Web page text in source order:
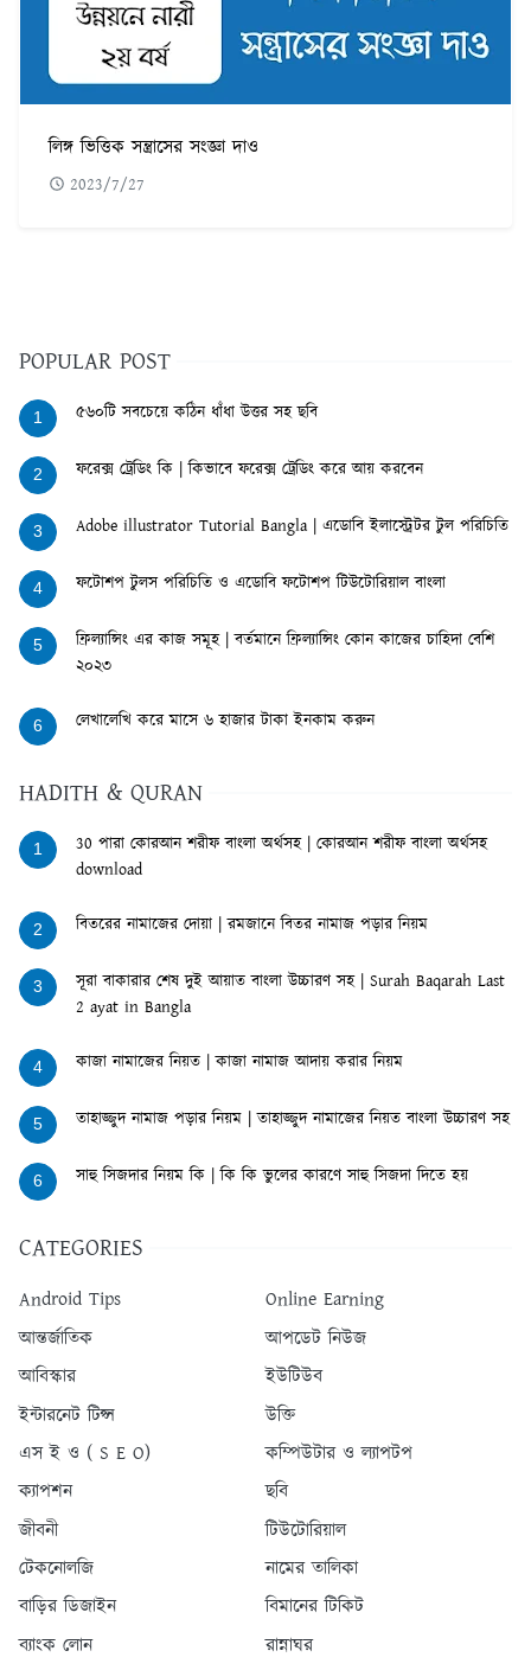
লিঙ্গ ভিত্তিক সন্ত্রাসের সংজ্ঞা দাও
2023/7/27
POPULAR POST
1 ৫৬০টি সবচেয়ে কঠিন ধাঁধা উত্তর সহ ছবি
2 ফরেক্স ট্রেডিং কি | কিভাবে ফরেক্স ট্রেডিং করে আয় করবেন
3 Adobe illustrator Tutorial Bangla | এডোবি ইলাস্ট্রেটর টুল পরিচিতি
4 ফটোশপ টুলস পরিচিতি ও এডোবি ফটোশপ টিউটোরিয়াল বাংলা
5
ফ্রিল্যান্সিং এর কাজ সমূহ | বর্তমানে ফ্রিল্যান্সিং কোন কাজের চাহিদা বেশি
২০২৩
6 লেখালেখি করে মাসে ৬ হাজার টাকা ইনকাম করুন
HADITH & QURAN
1
30 পারা কোরআন শরীফ বাংলা অর্থসহ | কোরআন শরীফ বাংলা অর্থসহ
download
2 বিতরের নামাজের দোয়া | রমজানে বিতর নামাজ পড়ার নিয়ম
3
সূরা বাকারার শেষ দুই আয়াত বাংলা উচ্চারণ সহ | Surah Baqarah Last
2 ayat in Bangla
4 কাজা নামাজের নিয়ত | কাজা নামাজ আদায় করার নিয়ম
5 তাহাজ্জুদ নামাজ পড়ার নিয়ম | তাহাজ্জুদ নামাজের নিয়ত বাংলা উচ্চারণ সহ
6 সাহু সিজদার নিয়ম কি | কি কি ভুলের কারণে সাহু সিজদা দিতে হয়
CATEGORIES
Android Tips
Online Earning
আন্তর্জাতিক
আপডেট নিউজ
আবিস্কার
ইউটিউব
ইন্টারনেট টিপ্স
উক্তি
এস ই ও ( S E O)
কম্পিউটার ও ল্যাপটপ
ক্যাপশন
ছবি
জীবনী
টিউটোরিয়াল
টেকনোলজি
নামের তালিকা
বাড়ির ডিজাইন
বিমানের টিকিট
ব্যাংক লোন
রান্নাঘর